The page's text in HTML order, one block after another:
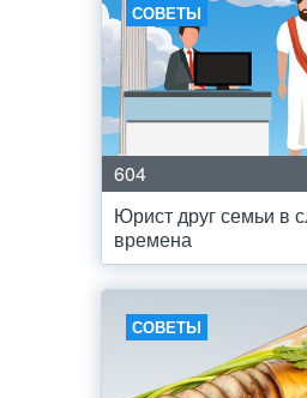
СОВЕТЫ
604
Юрист друг семьи в
времена
СОВЕТЫ